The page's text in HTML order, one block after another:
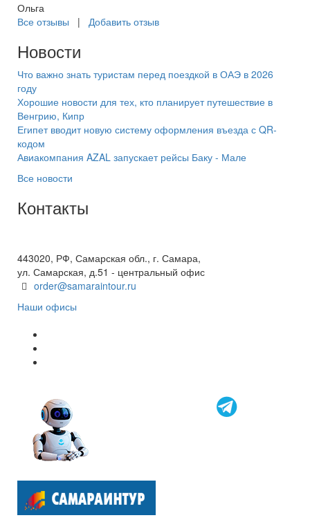
Ольга
Все отзывы | Добавить отзыв
Новости
Что важно знать туристам перед поездкой в ОАЭ в 2026
году
Хорошие новости для тех, кто планирует путешествие в
Венгрию, Кипр
Египет вводит новую систему оформления въезда с QR-
кодом
Авиакомпания AZAL запускает рейсы Баку - Мале
Все новости
Контакты
443020, РФ, Самарская обл., г. Самара,
ул. Самарская, д.51 - центральный офис
order@samaraintour.ru
Наши офисы